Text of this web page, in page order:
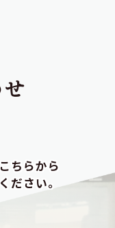
ちらから
ださい。